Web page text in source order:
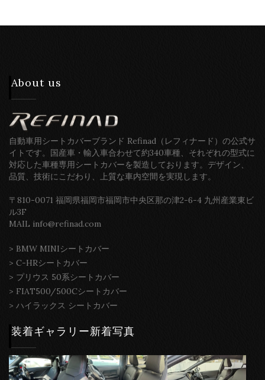
About us
自動車用シートカバーブランド Refinad（レフィナード）の公式サ
イトです。国産車・輸入車合わせて約340車種、それぞれの型式に
対応した車種専用シートカバーを製造しております。デザイン、
品質、技術にこだわり、上質な車内空間を実現します。
〒810-0071 福岡県福岡市福岡市中央区那の津2-6-4 九州産業東ビ
ル3F
MAIL info@refinad.com
> BMW MINIシートカバー
> C-HRシートカバー
> プリウス 50系シートカバー
> FIAT500/500Cシートカバー
> ハイラックス シートカバー
装着ギャラリー新着写真